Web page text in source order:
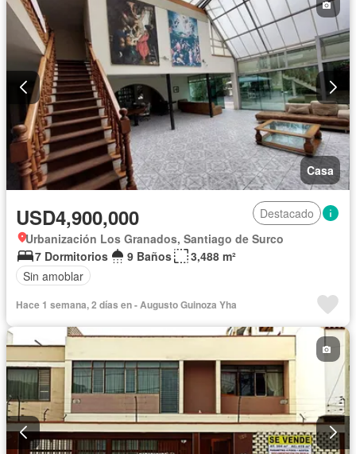
Casa
USD4,900,000
Destacado
Urbanización Los Granados, Santiago de Surco
7 Dormitorios
9 Baños
3,488 m²
Sin amoblar
Hace 1 semana, 2 días en - Augusto Guinoza Yha